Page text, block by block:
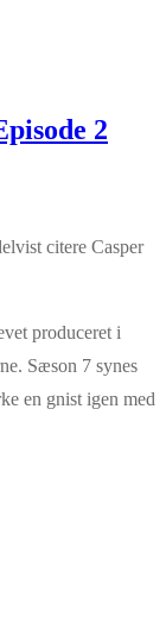
2
citere Casper
produceret i
Sæson 7 synes
en gnist igen med